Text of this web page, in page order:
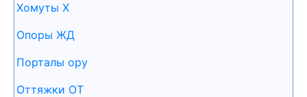
Хомуты Х
Опоры ЖД
Порталы ору
Оттяжки ОТ